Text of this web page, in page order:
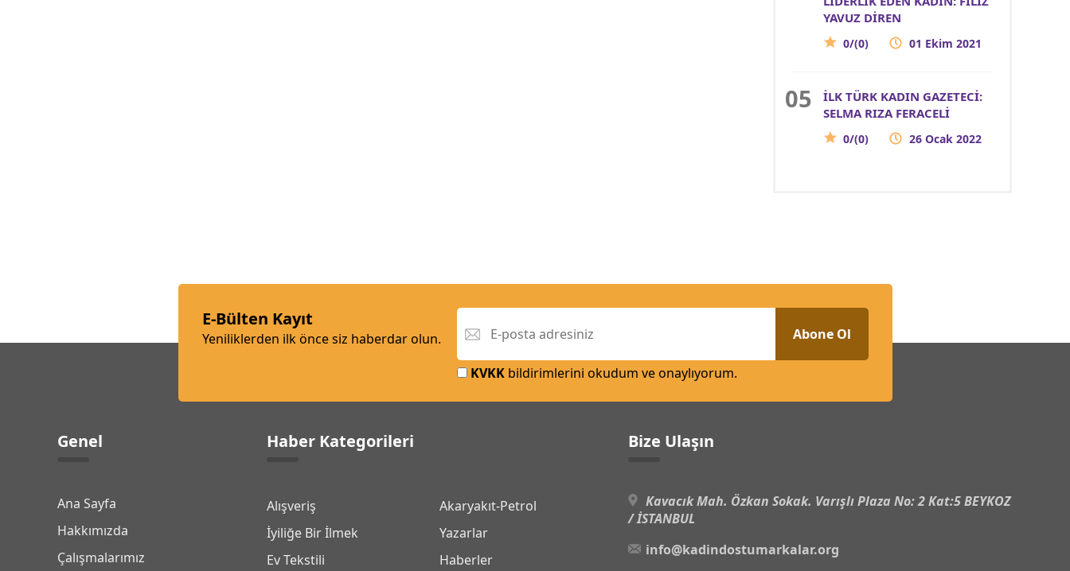
YAVUZ DİREN
0/(0) 01 Ekim 2021
İLK TÜRK KADIN GAZETECİ:
SELMA RIZA FERACELİ
0/(0) 26 Ocak 2022
E-Bülten Kayıt
Yeniliklerden ilk önce siz haberdar olun. Abone Ol
KVKKbildirimlerini okudum ve onaylıyorum.
Genel
Ana Sayfa
Hakkımızda
Çalışmalarımız
Haber Kategorileri
Alışveriş
Akaryakıt-Petrol
İyiliğe Bir İlmek
Yazarlar
Ev Tekstili
Haberler
Bize Ulaşın
Kavacık Mah. Özkan Sokak. Varışlı Plaza No: 2 Kat:5 BEYKOZ
/ İSTANBUL
info@kadindostumarkalar.org